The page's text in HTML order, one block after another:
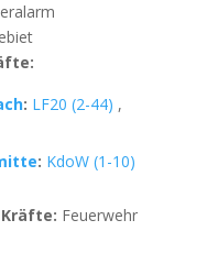
: LF20 (2-44) ,
: KdoW (1-10)
Feuerwehr